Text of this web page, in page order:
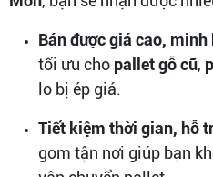
Bán được giá cao, minh
tối ưu cho pallet gỗ cũ,
lo bị ép giá.
Tiết kiệm thời gian, hỗ
gom tận nơi giúp bạn